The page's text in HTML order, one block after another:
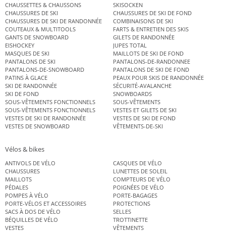
CHAUSSETTES & CHAUSSONS
SKISOCKEN
CHAUSSURES DE SKI
CHAUSSURES DE SKI DE FOND
CHAUSSURES DE SKI DE RANDONNÉE
COMBINAISONS DE SKI
COUTEAUX & MULTITOOLS
FARTS & ENTRETIEN DES SKIS
GANTS DE SNOWBOARD
GILETS DE RANDONNÉE
EISHOCKEY
JUPES TOTAL
MASQUES DE SKI
MAILLOTS DE SKI DE FOND
PANTALONS DE SKI
PANTALONS-DE-RANDONNEE
PANTALONS-DE-SNOWBOARD
PANTALONS DE SKI DE FOND
PATINS À GLACE
PEAUX POUR SKIS DE RANDONNÉE
SKI DE RANDONNÉE
SÉCURITÉ-AVALANCHE
SKI DE FOND
SNOWBOARDS
SOUS-VÊTEMENTS FONCTIONNELS
SOUS-VÊTEMENTS
SOUS-VÊTEMENTS FONCTIONNELS
VESTES ET GILETS DE SKI
VESTES DE SKI DE RANDONNÉE
VESTES DE SKI DE FOND
VESTES DE SNOWBOARD
VÊTEMENTS-DE-SKI
Vélos & bikes
ANTIVOLS DE VÉLO
CASQUES DE VÉLO
CHAUSSURES
LUNETTES DE SOLEIL
MAILLOTS
COMPTEURS DE VÉLO
PÉDALES
POIGNÉES DE VÉLO
POMPES À VÉLO
PORTE-BAGAGES
PORTE-VÉLOS ET ACCESSOIRES
PROTECTIONS
SACS À DOS DE VÉLO
SELLES
BÉQUILLES DE VÉLO
TROTTINETTE
VESTES
VÊTEMENTS